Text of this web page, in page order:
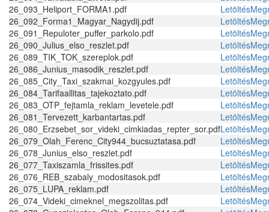
26_093_Heliport_FORMA1.pdf
Letöltés
26_092_Forma1_Magyar_Nagydij.pdf
Letöltés
26_091_Repuloter_puffer_parkolo.pdf
Letöltés
26_090_Julius_elso_reszlet.pdf
Letöltés
26_089_TIK_TOK_szereplok.pdf
Letöltés
26_086_Junius_masodik_reszlet.pdf
Letöltés
26_085_City_Taxi_szakmai_kozgyules.pdf
Letöltés
26_084_Tarifaallitas_tajekoztato.pdf
Letöltés
26_083_OTP_fejtamla_reklam_levetele.pdf
Letöltés
26_081_Tervezett_karbantartas.pdf
Letöltés
26_080_Erzsebet_sor_videki_cimkiadas_repter_sor.pdfLetöltés
26_079_Olah_Ferenc_City944_bucsuztatasa.pdf
Letöltés
26_078_Junius_elso_reszlet.pdf
Letöltés
26_077_Taxiszamla_frissites.pdf
Letöltés
26_076_REB_szabaly_modositasok.pdf
Letöltés
26_075_LUPA_reklam.pdf
Letöltés
26_074_Videki_cimeknel_megszolitas.pdf
Letöltés